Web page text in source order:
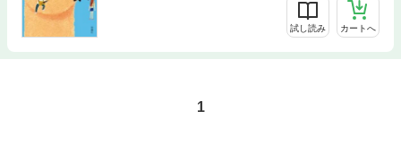
試し読み カートへ
1